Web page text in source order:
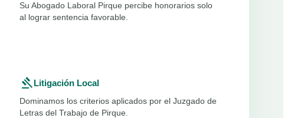
Su Abogado Laboral Pirque percibe honorarios solo
al lograr sentencia favorable.
gavelLitigación Local
Dominamos los criterios aplicados por el Juzgado de
Letras del Trabajo de Pirque.